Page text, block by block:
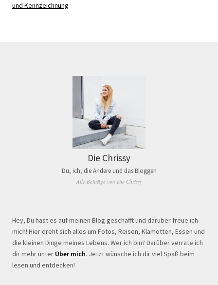
und Kennzeichnung
Die Chrissy
Du, ich, die Andere und das Bloggen
Alle Beiträge von Die Chrissy
Hey, Du hast es auf meinen Blog geschafft und darüber freue ich
mich! Hier dreht sich alles um Fotos, Reisen, Klamotten, Essen und
die kleinen Dinge meines Lebens. Wer ich bin? Darüber verrate ich
dir mehr unter Über mich. Jetzt wünsche ich dir viel Spaß beim
lesen und entdecken!